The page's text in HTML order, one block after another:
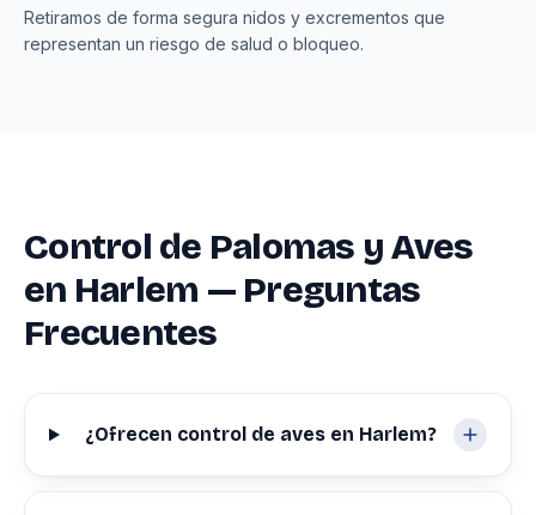
Retiramos de forma segura nidos y excrementos que
representan un riesgo de salud o bloqueo.
Control de Palomas y Aves
en Harlem — Preguntas
Frecuentes
¿Ofrecen control de aves en Harlem?